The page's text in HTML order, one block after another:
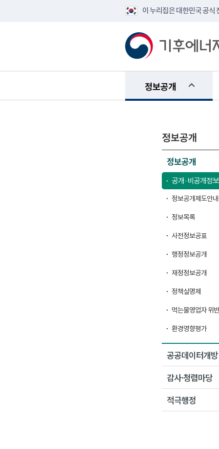
이 누리집은 대한민국 공식
정보공개
정보공개
정보공개
공개·비공개정보
정보공개제도안내
정보목록
사전정보공표
행정정보공개
재정정보공개
정책실명제
먹는물영업자 위
환경영향평가
공공데이터개방
감사·청렴마당
적극행정